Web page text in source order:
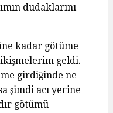
dudaklarını
kadar götüme
geldi.
girdiğinde ne
şimdi acı yerine
götümü